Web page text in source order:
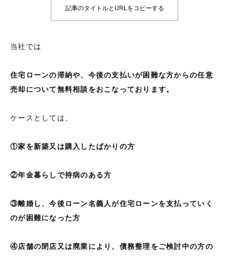
記事のタイトルとURLをコピーする
当社では
住宅ローンの滞納や、今後の支払いが困難な方からの任意
売却について無料相談をおこなっております。
ケースとしては、
①家を新築又は購入したばかりの方
②年金暮らしで持病のある方
③離婚し、今後ローン名義人が住宅ローンを支払っていく
のが困難になった方
④店舗の閉店又は廃業により、債務整理をご検討中の方の